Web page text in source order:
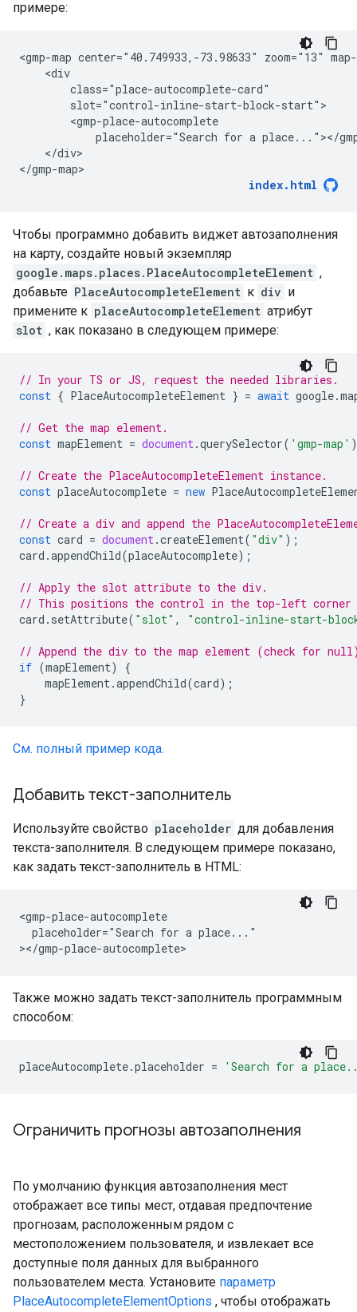
примере:
<gmp-map center="40.749933,-73.98633" zoom="13" map-
    <div
        class="place-autocomplete-card"
        slot="control-inline-start-block-start">
        <gmp-place-autocomplete
placeholder="Search for a place..."></
    </div>
</gmp-map>
index.html
Чтобы программно добавить виджет автозаполнения
на карту, создайте новый экземпляр
google.maps.places.PlaceAutocompleteElement ,
добавьте PlaceAutocompleteElement к div и
примените к placeAutocompleteElement атрибут
slot , как показано в следующем примере:
// In your TS or JS, request the needed libraries.
const { PlaceAutocompleteElement } = await google.
// Get the map element.
const mapElement = document.querySelector( 'gmp-map' )
// Create the PlaceAutocompleteElement instance.
const placeAutocomplete = new
// Create a div and append the
const card = document.createElement( "div" );
card .appendChild(placeAutocomplete);
// Apply the slot attribute to the div.
// This positions the control in the top-left corner
card . setAttribute( "slot" , "control-inline-start-
// Append the div to the map element (check for
if (mapElement)
{
mapElement.appendChild(card);
}
См. полный пример кода.
Добавить текст-заполнитель
Используйте свойство placeholder для добавления
текста-заполнителя. В следующем примере показано,
как задать текст-заполнитель в HTML:
<gmp-place-autocomplete
  placeholder="Search for a place..."
></gmp-place-autocomplete>
Также можно задать текст-заполнитель программным
способом:
placeAutocomplete.placeholder = 'Search for a
Ограничить прогнозы автозаполнения
По умолчанию функция автозаполнения мест
отображает все типы мест, отдавая предпочтение
прогнозам, расположенным рядом с
местоположением пользователя, и извлекает все
доступные поля данных для выбранного
пользователем места. Установите параметр
PlaceAutocompleteElementOptions , чтобы отображать